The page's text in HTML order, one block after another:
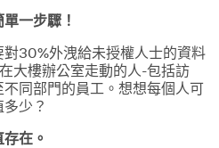
一步驟！
30%外洩給未授權人士的資料
大樓辦公室走動的人-包括訪
同部門的員工。想想每個人可
少？
在。